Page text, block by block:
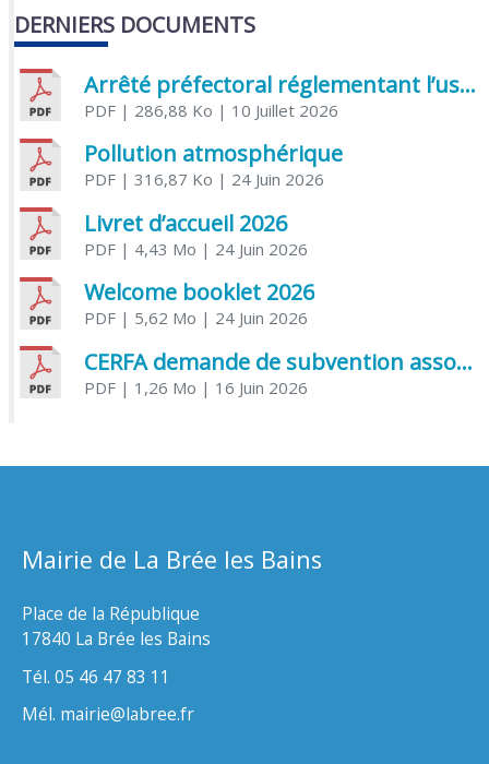
DERNIERS DOCUMENTS
Arrêté préfectoral réglementant l’usage de l’eau
PDF| 286,88 Ko | 10 Juillet 2026
Pollution atmosphérique
PDF| 316,87 Ko | 24 Juin 2026
Livret d’accueil 2026
PDF| 4,43 Mo | 24 Juin 2026
Welcome booklet 2026
PDF| 5,62 Mo | 24 Juin 2026
CERFA demande de subvention association
PDF| 1,26 Mo | 16 Juin 2026
Mairie de La Brée les Bains
Place de la République
17840 La Brée les Bains
Tél. 05 46 47 83 11
Mél. mairie@labree.fr